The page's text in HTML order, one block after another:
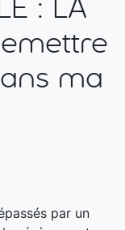
: LA
ma
par un